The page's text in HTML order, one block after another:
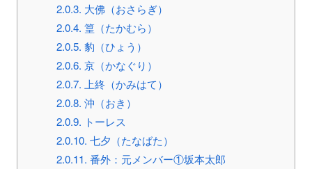
2.0.3. 大佛（おさらぎ）
2.0.4. 篁（たかむら）
2.0.5. 豹（ひょう）
2.0.6. 京（かなぐり）
2.0.7. 上終（かみはて）
2.0.8. 沖（おき）
2.0.9. トーレス
2.0.10. 七夕（たなばた）
2.0.11. 番外：元メンバー①坂本太郎